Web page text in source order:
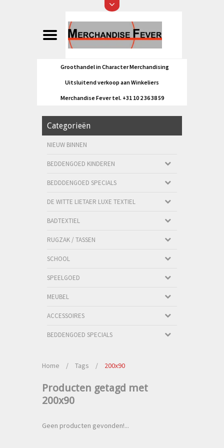
Groothandel in Character Merchandising
Uitsluitend verkoop aan Winkeliers
Merchandise Fever tel. +31 10 2 36 38 59
Categorieën
NIEUW BINNEN
BEDDENGOED KINDEREN
BEDDDENGOED SPECIALS
DE WITTE LIETAER LUXE TEXTIEL
BADTEXTIEL
RUGZAK / TASSEN
SCHOOL
SPEELGOED
MEUBEL
ACCESSOIRES
BEDDENGOED SPECIALS
Home / Tags / 200x90
Producten getagd met
200x90
Geen producten gevonden!...